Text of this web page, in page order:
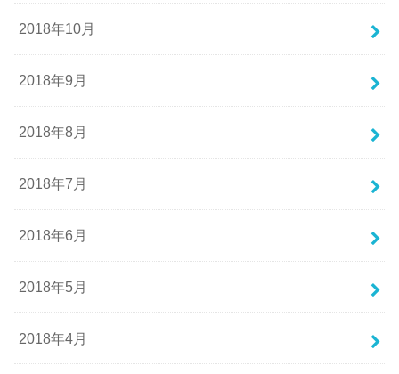
2018年10月
2018年9月
2018年8月
2018年7月
2018年6月
2018年5月
2018年4月